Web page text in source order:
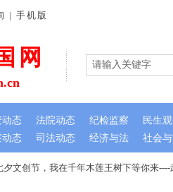
文创节，我在千年木莲王树下等你来----
网
动态 司法动态 经济与法 社会
| 手机版
动态 法院动态 纪检监察 民生